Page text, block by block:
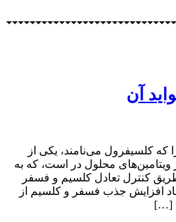
آن
که کلسیفرول می‌نامند، یکی از
ویتامین‌های محلول در است، که به
کنترل تعادل کلسیم و فسفر
افزایش جذب فسفر و کلسیم از
[…]